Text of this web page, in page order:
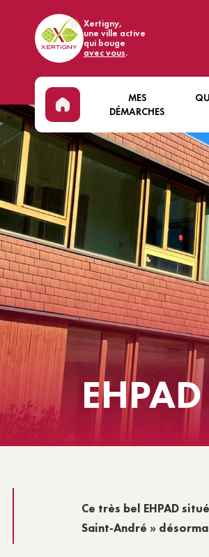
Xertigny,
une ville active
qui bouge
avec vous.
MES
DÉMARCHES
ÉTAT CIVIL & CITOYENNETÉ
LOCATIONS DE SALLES
COMMUNALES
RECRUTEMENT
ÉCONOMIE
NOUS CONTACTER
ART
BASE
LA
Ce très bel EHPAD
Saint-André »